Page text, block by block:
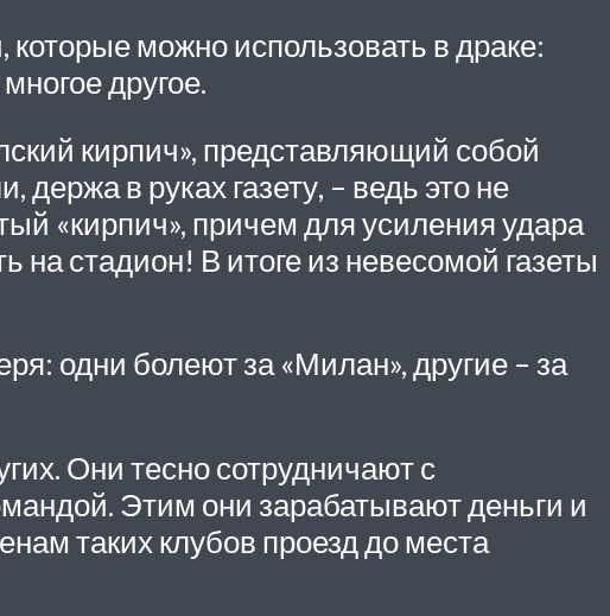
можно использовать в драке:
другое.
кирпич», представляющий собой
в руках газету, – ведь это не
«кирпич», причем для усиления удара
на стадион! В итоге из невесомой газеты
одни болеют за «Милан», другие – за
Они тесно сотрудничают с
Этим они зарабатывают деньги и
таких клубов проезд до места